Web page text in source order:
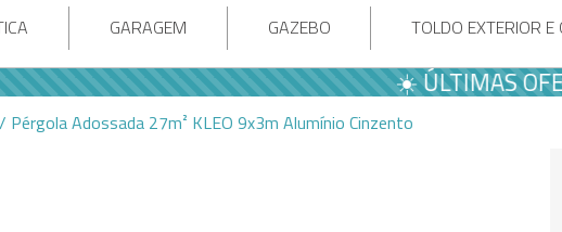
GARAGEM GAZEBO TOLDO EXTERIOR
☀️ ÚLTIMAS OFERTAS
Pérgola Adossada 27m² KLEO 9x3m Alumínio Cinzento